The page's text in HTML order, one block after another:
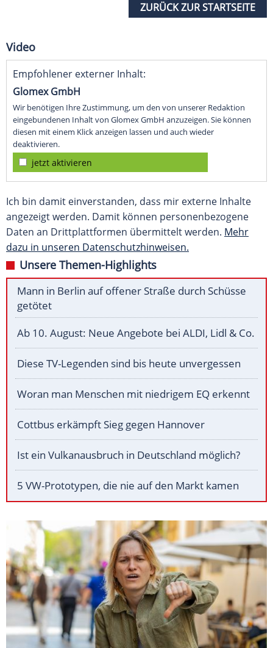
ZURÜCK ZUR STARTSEITE
Video
Empfohlener externer Inhalt:
Glomex GmbH
Wir benötigen Ihre Zustimmung, um den von unserer Redaktion
eingebundenen Inhalt von Glomex GmbH anzuzeigen. Sie können
diesen mit einem Klick anzeigen lassen und auch wieder
deaktivieren.
jetzt aktivieren
Ich bin damit einverstanden, dass mir externe Inhalte
angezeigt werden. Damit können personenbezogene
Daten an Drittplattformen übermittelt werden. Mehr
dazu in unseren Datenschutzhinweisen.
Unsere Themen-Highlights
Mann in Berlin auf offener Straße durch Schüsse
getötet
Ab 10. August: Neue Angebote bei ALDI, Lidl & Co.
Diese TV-Legenden sind bis heute unvergessen
Woran man Menschen mit niedrigem EQ erkennt
Cottbus erkämpft Sieg gegen Hannover
Ist ein Vulkanausbruch in Deutschland möglich?
5 VW-Prototypen, die nie auf den Markt kamen